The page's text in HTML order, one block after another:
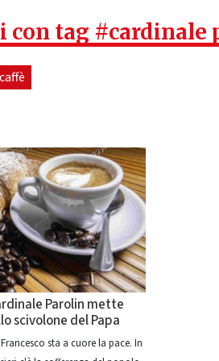
con tag #cardinale
Parolin mette
scivolone del Papa
sta a cuore la pace. In